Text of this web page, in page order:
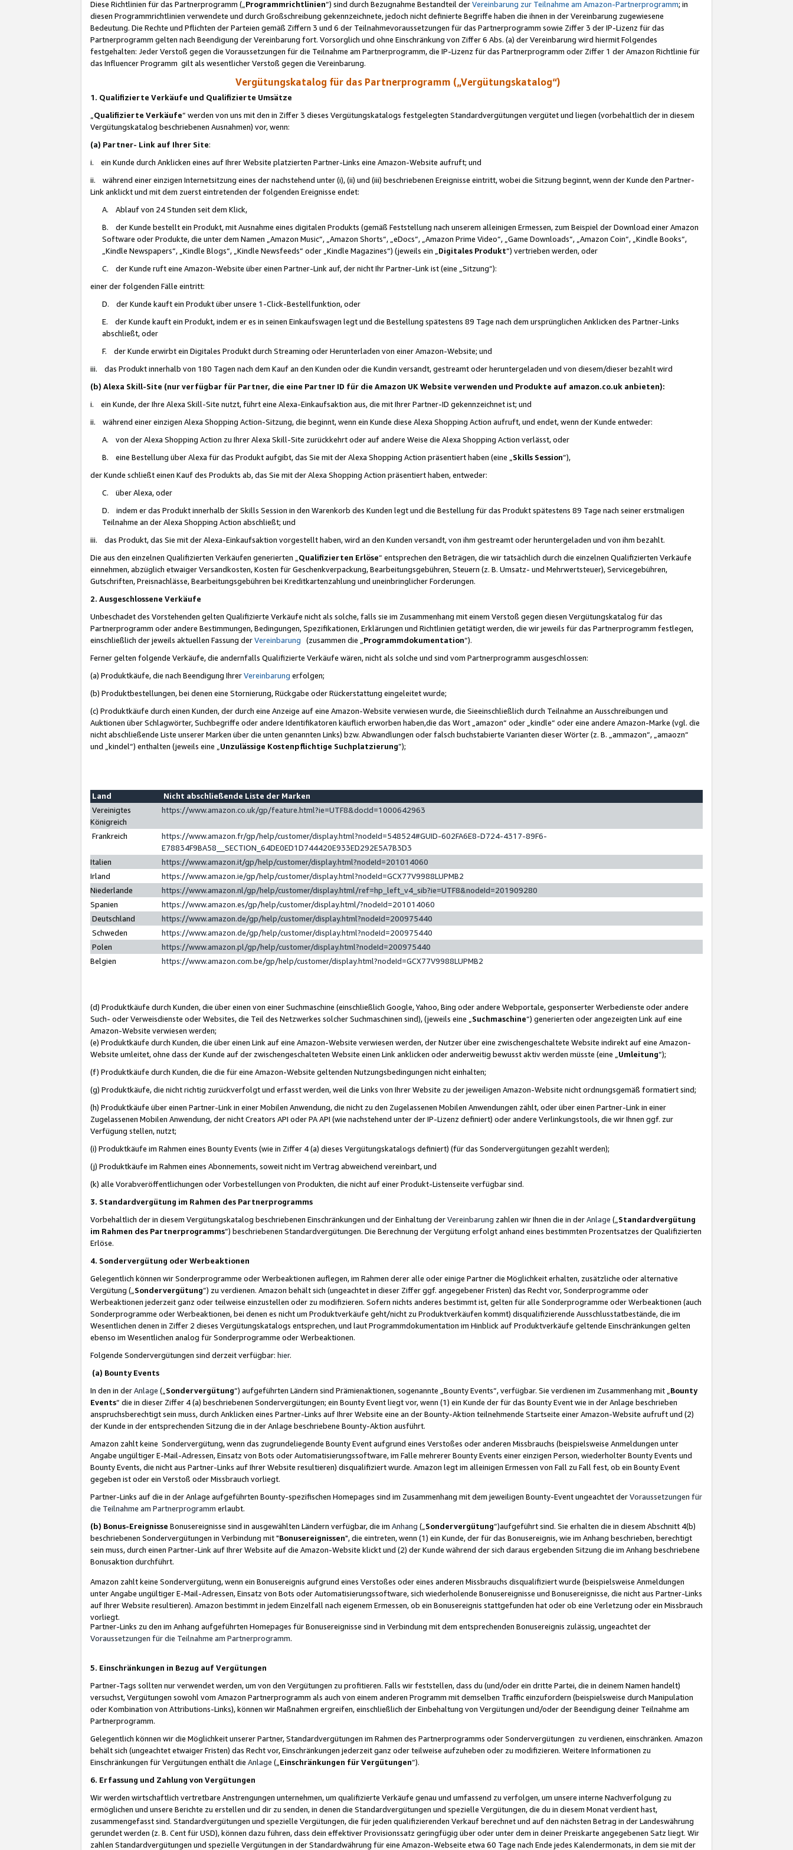
Diese Richtlinien für das Partnerprogramm („Programmrichtlinien“) sind durch Bezugnahme Bestandteil derVereinbarung zur Teilnahme am Amazon-Partnerprogramm; in
diesen Programmrichtlinien verwendete und durch Großschreibung gekennzeichnete, jedoch nicht definierte Begriffe haben die ihnen in der Vereinbarung zugewiesene
Bedeutung. Die Rechte und Pflichten der Parteien gemäß Ziffern 3 und 6 der Teilnahmevoraussetzungen für das Partnerprogramm sowie Ziffer 3 der IP-Lizenz für das
Partnerprogramm gelten nach Beendigung der Vereinbarung fort. Vorsorglich und ohne Einschränkung von Ziffer 6 Abs. (a) der Vereinbarung wird hiermit Folgendes
festgehalten: Jeder Verstoß gegen die Voraussetzungen für die Teilnahme am Partnerprogramm, die IP-Lizenz für das Partnerprogramm oder Ziffer 1 der Amazon Richtlinie für
das Influencer Programm gilt als wesentlicher Verstoß gegen die Vereinbarung.
Vergütungskatalog für das Partnerprogramm („Vergütungskatalog“)
1. Qualifizierte Verkäufe und Qualifizierte Umsätze
Qualifizierte Verkäufe“ werden von uns mit den in Ziffer 3 dieses Vergütungskatalogs festgelegten Standardvergütungen vergütet und liegen (vorbehaltlich der in diesem
Vergütungskatalog beschriebenen Ausnahmen) vor, wenn:
(a) Partner- Link auf Ihrer Site:
i. ein Kunde durch Anklicken eines auf Ihrer Website platzierten Partner-Links eine Amazon-Website aufruft; und
ii. während einer einzigen Internetsitzung eines der nachstehend unter (i), (ii) und (iii) beschriebenen Ereignisse eintritt, wobei die Sitzung beginnt, wenn der Kunde den Partner-
Link anklickt und mit dem zuerst eintretenden der folgenden Ereignisse endet:
A. Ablauf von 24 Stunden seit dem Klick,
B. der Kunde bestellt ein Produkt, mit Ausnahme eines digitalen Produkts (gemäß Feststellung nach unserem alleinigen Ermessen, zum Beispiel der Download einer Amazon
Software oder Produkte, die unter dem Namen „Amazon Music“, „Amazon Shorts“, „eDocs“, „Amazon Prime Video“, „Game Downloads“, „Amazon Coin“, „Kindle Books“,
„Kindle Newspapers“, „Kindle Blogs“, „Kindle Newsfeeds“ oder „Kindle Magazines“) (jeweils ein „ Digitales Produkt“) vertrieben werden, oder
C. der Kunde ruft eine Amazon-Website über einen Partner-Link auf, der nicht Ihr Partner-Link ist (eine „Sitzung“):
einer der folgenden Fälle eintritt:
D. der Kunde kauft ein Produkt über unsere 1-Click-Bestellfunktion, oder
E. der Kunde kauft ein Produkt, indem er es in seinen Einkaufswagen legt und die Bestellung spätestens 89 Tage nach dem ursprünglichen Anklicken des Partner-Links
abschließt, oder
F. der Kunde erwirbt ein Digitales Produkt durch Streaming oder Herunterladen von einer Amazon-Website; und
iii. das Produkt innerhalb von 180 Tagen nach dem Kauf an den Kunden oder die Kundin versandt, gestreamt oder heruntergeladen und von diesem/dieser bezahlt wird
(b) Alexa Skill-Site (nur verfügbar für Partner, die eine Partner ID für die Amazon UK Website verwenden und Produkte auf amazon.co.uk anbieten):
i. ein Kunde, der Ihre Alexa Skill-Site nutzt, führt eine Alexa-Einkaufsaktion aus, die mit Ihrer Partner-ID gekennzeichnet ist; und
ii. während einer einzigen Alexa Shopping Action-Sitzung, die beginnt, wenn ein Kunde diese Alexa Shopping Action aufruft, und endet, wenn der Kunde entweder:
A. von der Alexa Shopping Action zu Ihrer Alexa Skill-Site zurückkehrt oder auf andere Weise die Alexa Shopping Action verlässt, oder
B. eine Bestellung über Alexa für das Produkt aufgibt, das Sie mit der Alexa Shopping Action präsentiert haben (eine „ Skills Session“),
der Kunde schließt einen Kauf des Produkts ab, das Sie mit der Alexa Shopping Action präsentiert haben, entweder:
C. über Alexa, oder
D. indem er das Produkt innerhalb der Skills Session in den Warenkorb des Kunden legt und die Bestellung für das Produkt spätestens 89 Tage nach seiner erstmaligen
Teilnahme an der Alexa Shopping Action abschließt; und
iii. das Produkt, das Sie mit der Alexa-Einkaufsaktion vorgestellt haben, wird an den Kunden versandt, von ihm gestreamt oder heruntergeladen und von ihm bezahlt.
Die aus den einzelnen Qualifizierten Verkäufen generierten „ Qualifizierten Erlöse“ entsprechen den Beträgen, die wir tatsächlich durch die einzelnen Qualifizierten Verkäufe
einnehmen, abzüglich etwaiger Versandkosten, Kosten für Geschenkverpackung, Bearbeitungsgebühren, Steuern (z. B. Umsatz- und Mehrwertsteuer), Servicegebühren,
Gutschriften, Preisnachlässe, Bearbeitungsgebühren bei Kreditkartenzahlung und uneinbringlicher Forderungen.
2. Ausgeschlossene Verkäufe
Unbeschadet des Vorstehenden gelten Qualifizierte Verkäufe nicht als solche, falls sie im Zusammenhang mit einem Verstoß gegen diesen Vergütungskatalog für das
Partnerprogramm oder andere Bestimmungen, Bedingungen, Spezifikationen, Erklärungen und Richtlinien getätigt werden, die wir jeweils für das Partnerprogramm festlegen,
einschließlich der jeweils aktuellen Fassung derVereinbarung (zusammen die „ Programmdokumentation“).
Ferner gelten folgende Verkäufe, die andernfalls Qualifizierte Verkäufe wären, nicht als solche und sind vom Partnerprogramm ausgeschlossen:
(a) Produktkäufe, die nach Beendigung IhrerVereinbarung erfolgen;
(b) Produktbestellungen, bei denen eine Stornierung, Rückgabe oder Rückerstattung eingeleitet wurde;
(c) Produktkäufe durch einen Kunden, der durch eine Anzeige auf eine Amazon-Website verwiesen wurde, die Sieeinschließlich durch Teilnahme an Ausschreibungen und
Auktionen über Schlagwörter, Suchbegriffe oder andere Identifikatoren käuflich erworben haben,die das Wort „amazon“ oder „kindle“ oder eine andere Amazon-Marke (vgl. die
nicht abschließende Liste unserer Marken über die unten genannten Links) bzw. Abwandlungen oder falsch buchstabierte Varianten dieser Wörter (z. B. „ammazon“, „amaozn“
und „kindel“) enthalten (jeweils eine „ Unzulässige Kostenpflichtige Suchplatzierung”);
Land
Nicht abschließende Liste der Marken
Vereinigtes
Königreich
https://www.amazon.co.uk/gp/feature.html?ie=UTF8&docId=1000642963
Frankreich
https://www.amazon.fr/gp/help/customer/display.html?nodeId=548524#GUID-602FA6E8-D724-4317-89F6-
E78834F9BA58__SECTION_64DE0ED1D744420E933ED292E5A7B3D3
Italien
https://www.amazon.it/gp/help/customer/display.html?nodeId=201014060
Irland
https://www.amazon.ie/gp/help/customer/display.html?nodeId=GCX77V9988LUPMB2
Niederlande
https://www.amazon.nl/gp/help/customer/display.html/ref=hp_left_v4_sib?ie=UTF8&nodeId=201909280
Spanien
https://www.amazon.es/gp/help/customer/display.html/?nodeId=201014060
Deutschland
https://www.amazon.de/gp/help/customer/display.html?nodeId=200975440
Schweden
https://www.amazon.de/gp/help/customer/display.html?nodeId=200975440
Polen
https://www.amazon.pl/gp/help/customer/display.html?nodeId=200975440
Belgien
https://www.amazon.com.be/gp/help/customer/display.html?nodeId=GCX77V9988LUPMB2
(d) Produktkäufe durch Kunden, die über einen von einer Suchmaschine (einschließlich Google, Yahoo, Bing oder andere Webportale, gesponserter Werbedienste oder andere
Such- oder Verweisdienste oder Websites, die Teil des Netzwerkes solcher Suchmaschinen sind), (jeweils eine „ Suchmaschine“) generierten oder angezeigten Link auf eine
Amazon-Website verwiesen werden;
(e) Produktkäufe durch Kunden, die über einen Link auf eine Amazon-Website verwiesen werden, der Nutzer über eine zwischengeschaltete Website indirekt auf eine Amazon-
Website umleitet, ohne dass der Kunde auf der zwischengeschalteten Website einen Link anklicken oder anderweitig bewusst aktiv werden müsste (eine „ Umleitung“);
(f) Produktkäufe durch Kunden, die die für eine Amazon-Website geltenden Nutzungsbedingungen nicht einhalten;
(g) Produktkäufe, die nicht richtig zurückverfolgt und erfasst werden, weil die Links von Ihrer Website zu der jeweiligen Amazon-Website nicht ordnungsgemäß formatiert sind;
(h) Produktkäufe über einen Partner-Link in einer Mobilen Anwendung, die nicht zu den Zugelassenen Mobilen Anwendungen zählt, oder über einen Partner-Link in einer
Zugelassenen Mobilen Anwendung, der nicht Creators API oder PA API (wie nachstehend unter der IP-Lizenz definiert) oder andere Verlinkungstools, die wir Ihnen ggf. zur
Verfügung stellen, nutzt;
(i) Produktkäufe im Rahmen eines Bounty Events (wie in Ziffer 4 (a) dieses Vergütungskatalogs definiert) (für das Sondervergütungen gezahlt werden);
(j) Produktkäufe im Rahmen eines Abonnements, soweit nicht im Vertrag abweichend vereinbart, und
(k) alle Vorabveröffentlichungen oder Vorbestellungen von Produkten, die nicht auf einer Produkt-Listenseite verfügbar sind.
3. Standardvergütung im Rahmen des Partnerprogramms
Vorbehaltlich der in diesem Vergütungskatalog beschriebenen Einschränkungen und der Einhaltung derVereinbarung zahlen wir Ihnen die in derAnlage („ Standardvergütung
im Rahmen des Partnerprogramms“) beschriebenen Standardvergütungen. Die Berechnung der Vergütung erfolgt anhand eines bestimmten Prozentsatzes der Qualifizierten
Erlöse.
4. Sondervergütung oder Werbeaktionen
Gelegentlich können wir Sonderprogramme oder Werbeaktionen auflegen, im Rahmen derer alle oder einige Partner die Möglichkeit erhalten, zusätzliche oder alternative
Vergütung („ Sondervergütung”) zu verdienen. Amazon behält sich (ungeachtet in dieser Ziffer ggf. angegebener Fristen) das Recht vor, Sonderprogramme oder
Werbeaktionen jederzeit ganz oder teilweise einzustellen oder zu modifizieren. Sofern nichts anderes bestimmt ist, gelten für alle Sonderprogramme oder Werbeaktionen (auch
Sonderprogramme oder Werbeaktionen, bei denen es nicht um Produktverkäufe geht/nicht zu Produktverkäufen kommt) disqualifizierende Ausschlusstatbestände, die im
Wesentlichen denen in Ziffer 2 dieses Vergütungskatalogs entsprechen, und laut Programmdokumentation im Hinblick auf Produktverkäufe geltende Einschränkungen gelten
ebenso im Wesentlichen analog für Sonderprogramme oder Werbeaktionen.
Folgende Sondervergütungen sind derzeit verfügbar: hier.
(a) Bounty Events
In den in derAnlage („ Sondervergütung“) aufgeführten Ländern sind Prämienaktionen, sogenannte „Bounty Events“, verfügbar. Sie verdienen im Zusammenhang mit „ Bounty
Events“ die in dieser Ziffer 4 (a) beschriebenen Sondervergütungen; ein Bounty Event liegt vor, wenn (1) ein Kunde der für das Bounty Event wie in der Anlage beschrieben
anspruchsberechtigt sein muss, durch Anklicken eines Partner-Links auf Ihrer Website eine an der Bounty-Aktion teilnehmende Startseite einer Amazon-Website aufruft und (2)
der Kunde in der entsprechenden Sitzung die in der Anlage beschriebene Bounty-Aktion ausführt.
Amazon zahlt keine Sondervergütung, wenn das zugrundeliegende Bounty Event aufgrund eines Verstoßes oder anderen Missbrauchs (beispielsweise Anmeldungen unter
Angabe ungültiger E-Mail-Adressen, Einsatz von Bots oder Automatisierungssoftware, im Falle mehrerer Bounty Events einer einzigen Person, wiederholter Bounty Events und
Bounty Events, die nicht aus Partner-Links auf Ihrer Website resultieren) disqualifiziert wurde. Amazon legt im alleinigen Ermessen von Fall zu Fall fest, ob ein Bounty Event
gegeben ist oder ein Verstoß oder Missbrauch vorliegt.
Partner-Links auf die in der Anlage aufgeführten Bounty-spezifischen Homepages sind im Zusammenhang mit dem jeweiligen Bounty-Event ungeachtet derVoraussetzungen für
die Teilnahme am Partnerprogramm erlaubt.
(b) Bonus-Ereignisse Bonusereignisse sind in ausgewählten Ländern verfügbar, die im Anhang („ Sondervergütung“)aufgeführt sind. Sie erhalten die in diesem Abschnitt 4(b)
beschriebenen Sondervergütungen in Verbindung mit "Bonusereignissen", die eintreten, wenn (1) ein Kunde, der für das Bonusereignis, wie im Anhang beschrieben, berechtigt
sein muss, durch einen Partner-Link auf Ihrer Website auf die Amazon-Website klickt und (2) der Kunde während der sich daraus ergebenden Sitzung die im Anhang beschriebene
Bonusaktion durchführt.
Amazon zahlt keine Sondervergütung, wenn ein Bonusereignis aufgrund eines Verstoßes oder eines anderen Missbrauchs disqualifiziert wurde (beispielsweise Anmeldungen
unter Angabe ungültiger E-Mail-Adressen, Einsatz von Bots oder Automatisierungssoftware, sich wiederholende Bonusereignisse und Bonusereignisse, die nicht aus Partner-Links
auf Ihrer Website resultieren). Amazon bestimmt in jedem Einzelfall nach eigenem Ermessen, ob ein Bonusereignis stattgefunden hat oder ob eine Verletzung oder ein Missbrauch
vorliegt.
Partner-Links zu den im Anhang aufgeführten Homepages für Bonusereignisse sind in Verbindung mit dem entsprechenden Bonusereignis zulässig, ungeachtet der
Voraussetzungen für die Teilnahme am Partnerprogramm.
5. Einschränkungen in Bezug auf Vergütungen
Partner-Tags sollten nur verwendet werden, um von den Vergütungen zu profitieren. Falls wir feststellen, dass du (und/oder ein dritte Partei, die in deinem Namen handelt)
versuchst, Vergütungen sowohl vom Amazon Partnerprogramm als auch von einem anderen Programm mit demselben Traffic einzufordern (beispielsweise durch Manipulation
oder Kombination von Attributions-Links), können wir Maßnahmen ergreifen, einschließlich der Einbehaltung von Vergütungen und/oder der Beendigung deiner Teilnahme am
Partnerprogramm.
Gelegentlich können wir die Möglichkeit unserer Partner, Standardvergütungen im Rahmen des Partnerprogramms oder Sondervergütungen zu verdienen, einschränken. Amazon
behält sich (ungeachtet etwaiger Fristen) das Recht vor, Einschränkungen jederzeit ganz oder teilweise aufzuheben oder zu modifizieren. Weitere Informationen zu
Einschränkungen für Vergütungen enthält die Anlage („ Einschränkungen für Vergütungen“).
6. Erfassung und Zahlung von Vergütungen
Wir werden wirtschaftlich vertretbare Anstrengungen unternehmen, um qualifizierte Verkäufe genau und umfassend zu verfolgen, um unsere interne Nachverfolgung zu
ermöglichen und unsere Berichte zu erstellen und dir zu senden, in denen die Standardvergütungen und spezielle Vergütungen, die du in diesem Monat verdient hast,
zusammengefasst sind. Standardvergütungen und spezielle Vergütungen, die für jeden qualifizierenden Verkauf berechnet und auf den nächsten Betrag in der Landeswährung
gerundet werden (z. B. Cent für USD), können dazu führen, dass dein effektiver Provisionssatz geringfügig über oder unter dem in deiner Preiskarte angegebenen Satz liegt. Wir
zahlen Standardvergütungen und spezielle Vergütungen in der Standardwährung für eine Amazon-Webseite etwa 60 Tage nach Ende jedes Kalendermonats, in dem sie mit der